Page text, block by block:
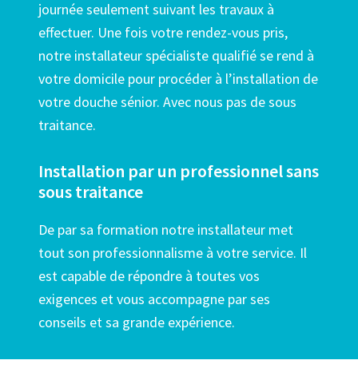
journée seulement suivant les travaux à
effectuer. Une fois votre rendez-vous pris,
notre installateur spécialiste qualifié se rend à
votre domicile pour procéder à l’installation de
votre douche sénior. Avec nous pas de sous
traitance.
Installation par un professionnel sans
sous traitance
De par sa formation notre installateur met
tout son professionnalisme à votre service. Il
est capable de répondre à toutes vos
exigences et vous accompagne par ses
conseils et sa grande expérience.